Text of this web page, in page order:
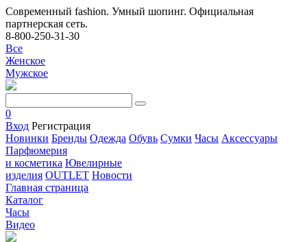
Современный fashion. Умный шопинг. Официальная
партнерская сеть.
8-800-250-31-30
Все
Женское
Мужское
0
Вход Регистрация
Новинки Бренды Одежда Обувь Сумки Часы Аксессуары
Парфюмерия
и косметика Ювелирные
изделия OUTLET Новости
Главная страница
Каталог
Часы
Видео